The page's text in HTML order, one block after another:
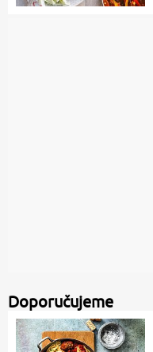
Doporučujeme